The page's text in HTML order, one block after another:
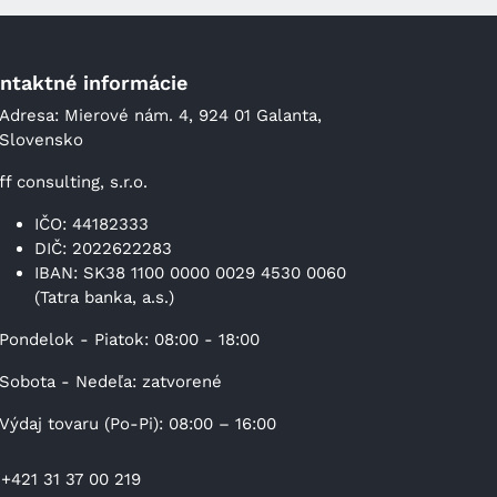
informácie
Adresa: Mierové nám. 4, 924 01 Galanta,
Slovensko
ff consulting, s.r.o.
IČO: 44182333
DIČ: 2022622283
IBAN: SK38 1100 0000 0029 4530 0060
(Tatra banka, a.s.)
Pondelok - Piatok: 08:00 - 18:00
Sobota - Nedeľa: zatvorené
Výdaj tovaru (Po-Pi): 08:00 – 16:00
+421 31 37 00 219